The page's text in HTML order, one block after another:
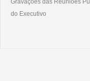
Gravações das Reuniões
do Executivo